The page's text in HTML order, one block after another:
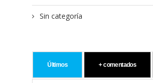
Sin categoría
Últimos + comentados